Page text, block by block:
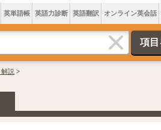
英単語帳 英語力診断 英語翻訳 オンライン英会話
説>